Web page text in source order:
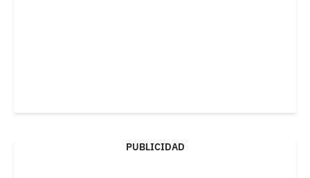
PUBLICIDAD